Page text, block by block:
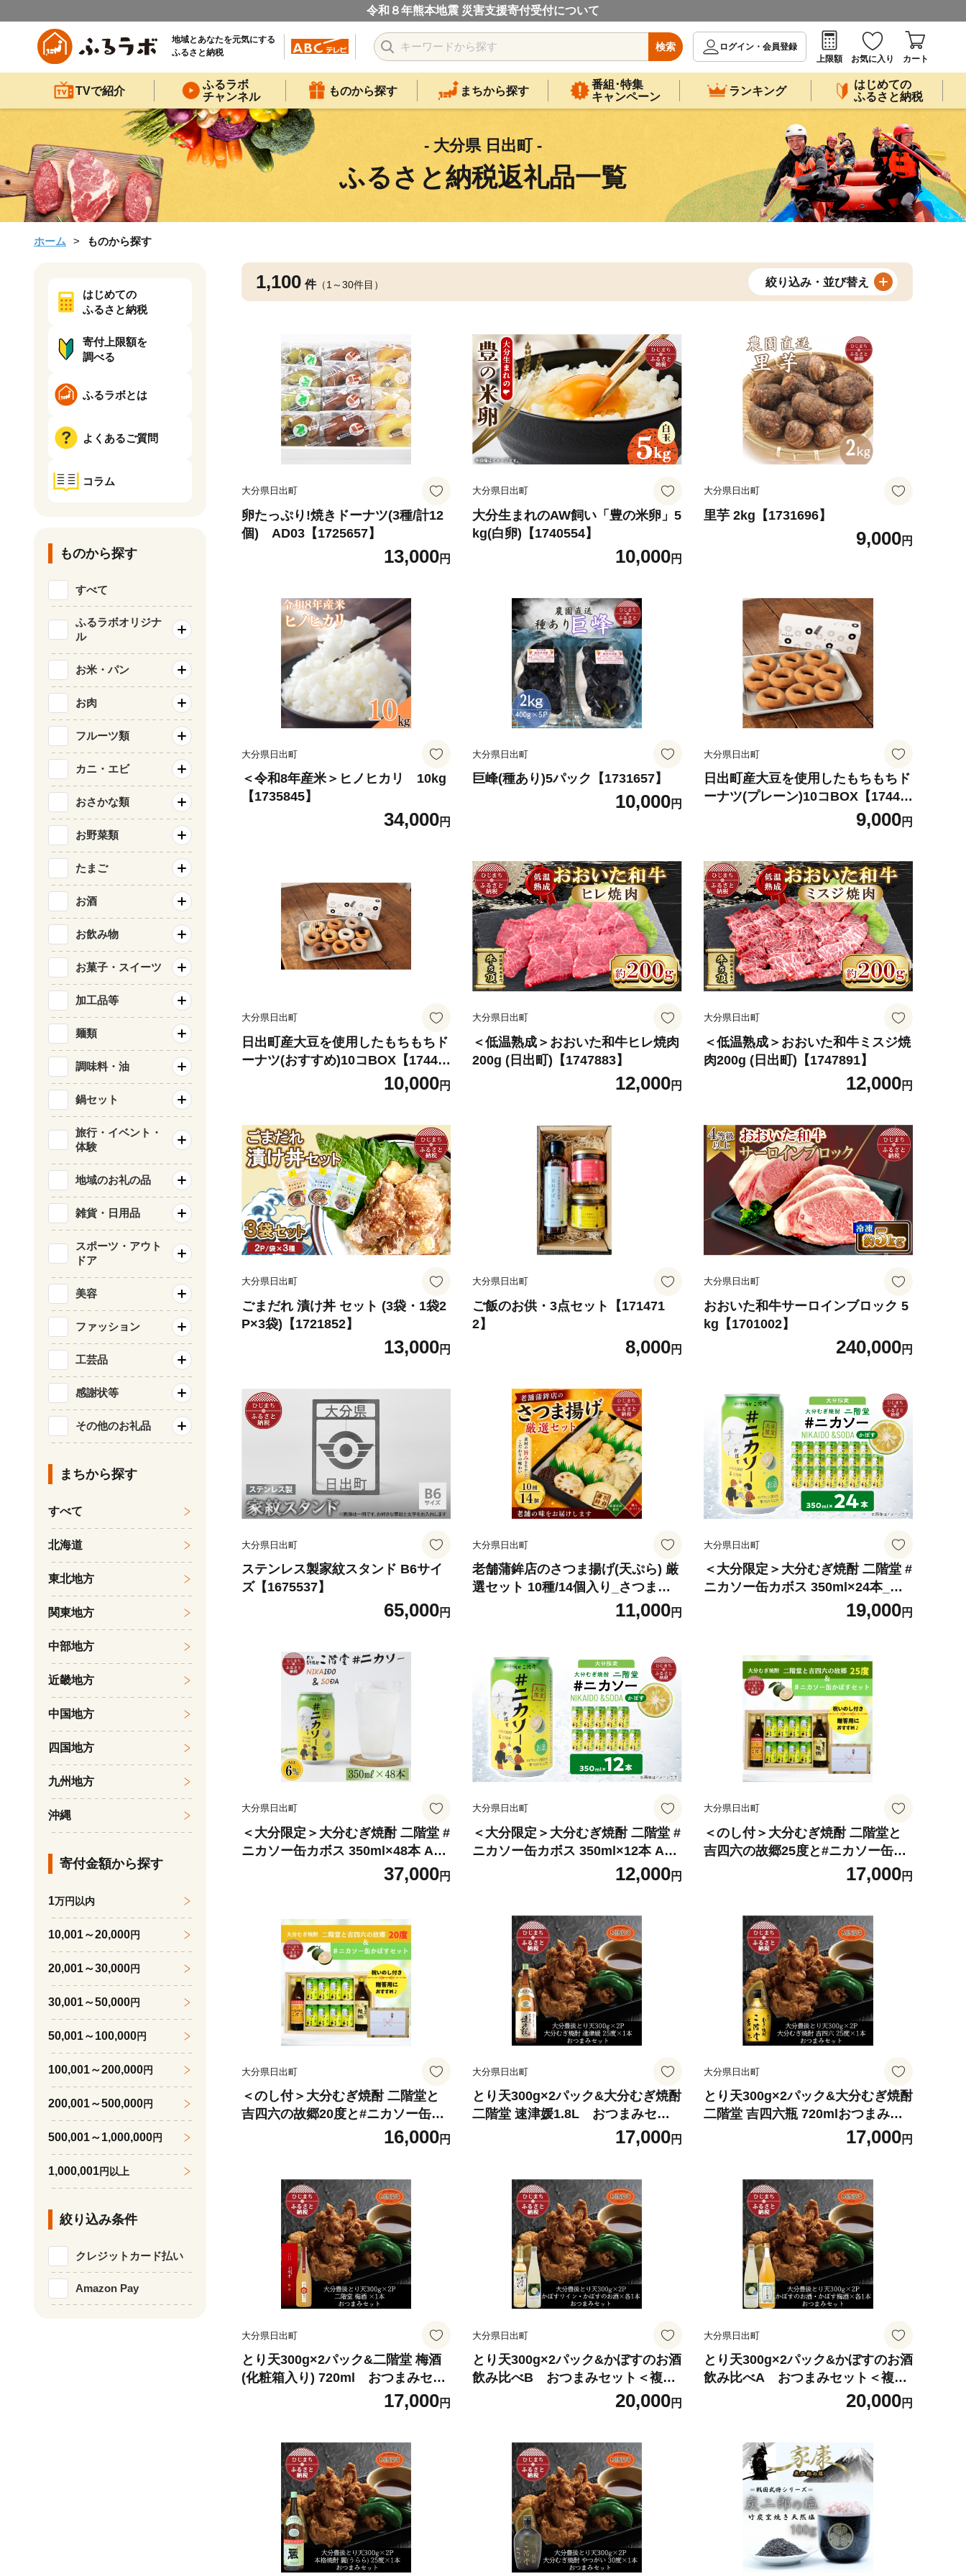
令和８年熊本地震 災害支援寄付受付について
地域とあなたを元気にする
ふるさと納税
検索
ログイン・会員登録
上限額
お気に入り カート
TVで紹介
ふるラボ
チャンネル
ものから探す まちから探す
番組･特集
キャンペーン
ランキング
はじめての
ふるさと納税
- 大分県 日出町 -
ふるさと納税返礼品一覧
ホーム ものから探す
1,100 件（1～30件目） 絞り込み・並び替え
大分県日出町
卵たっぷり!焼きドーナツ(3種/計12
個) AD03【1725657】
13,000円
大分県日出町
大分生まれのAW飼い「豊の米卵」5
kg(白卵)【1740554】
10,000円
大分県日出町
里芋 2kg【1731696】
9,000円
大分県日出町
＜令和8年産米＞ヒノヒカリ 10kg
【1735845】
34,000円
大分県日出町
巨峰(種あり)5パック【1731657】
10,000円
大分県日出町
日出町産大豆を使用したもちもちド
ーナツ(プレーン)10コBOX【17440
9,000円
大分県日出町
日出町産大豆を使用したもちもちド
ーナツ(おすすめ)10コBOX【17440
10,000円
大分県日出町
＜低温熟成＞おおいた和牛ヒレ焼肉
200g (日出町)【1747883】
12,000円
大分県日出町
＜低温熟成＞おおいた和牛ミスジ焼
肉200g (日出町)【1747891】
12,000円
大分県日出町
ごまだれ 漬け丼 セット (3袋・1袋2
P×3袋)【1721852】
13,000円
大分県日出町
ご飯のお供・3点セット【171471
2】
8,000円
大分県日出町
おおいた和牛サーロインブロック 5
kg【1701002】
240,000円
大分県日出町
ステンレス製家紋スタンド B6サイ
ズ【1675537】
65,000円
大分県日出町
老舗蒲鉾店のさつま揚げ(天ぷら) 厳
選セット 10種/14個入り_さつま揚
げ さつま揚げセット おかず おつま
み 惣菜 おでん 鍋 魚介 タラ 練り物
料 贈答 ギフト【1676359】
11,000円
大分県日出町
＜大分限定＞大分むぎ焼酎 二階堂 #
ニカソー缶カボス 350ml×24本_お
酒 酒 蒸留酒 アルコール 6％ 焼酎
麦焼酎 むぎ焼酎 二階堂 二階堂ソー
分県 日出町 人気 おすすめ 送料無料
贈答 ギフト【1678183】
19,000円
大分県日出町
＜大分限定＞大分むぎ焼酎 二階堂 #
ニカソー缶カボス 350ml×48本 AG5
37,000円
大分県日出町
＜大分限定＞大分むぎ焼酎 二階堂 #
ニカソー缶カボス 350ml×12本 AG5
12,000円
大分県日出町
＜のし付＞大分むぎ焼酎 二階堂と
吉四六の故郷25度と#ニカソー缶か
17,000円
大分県日出町
＜のし付＞大分むぎ焼酎 二階堂と
吉四六の故郷20度と#ニカソー缶か
16,000円
大分県日出町
とり天300g×2パック&大分むぎ焼酎
二階堂 速津媛1.8L おつまみセッ
ト＜複数個口で配送＞【4014617】
17,000円
大分県日出町
とり天300g×2パック&大分むぎ焼酎
二階堂 吉四六瓶 720mlおつまみセ
ット＜複数個口で配送＞【401461
17,000円
大分県日出町
とり天300g×2パック&二階堂 梅酒
(化粧箱入り) 720ml おつまみセッ
ト＜複数個口で配送＞【4014620】
17,000円
大分県日出町
とり天300g×2パック&かぼすのお酒
飲み比べB おつまみセット＜複数
個口で配送＞【4014621】20,000円
大分県日出町
とり天300g×2パック&かぼすのお酒
飲み比べA おつまみセット＜複数
個口で配送＞【4014622】20,000円
はじめての
ふるさと納税
寄付上限額を
調べる
ふるラボとは
よくあるご質問
コラム
ものから探す
すべて
ふるラボオリジナ
ル
お米・パン
お肉
フルーツ類
カニ・エビ
おさかな類
お野菜類
たまご
お酒
お飲み物
お菓子・スイーツ
加工品等
麺類
調味料・油
鍋セット
旅行・イベント・
体験
地域のお礼の品
雑貨・日用品
スポーツ・アウト
ドア
美容
ファッション
工芸品
感謝状等
その他のお礼品
まちから探す
すべて
北海道
東北地方
関東地方
中部地方
近畿地方
中国地方
四国地方
九州地方
沖縄
寄付金額から探す
1万円以内
10,001～20,000円
20,001～30,000円
30,001～50,000円
50,001～100,000円
100,001～200,000円
200,001～500,000円
500,001～1,000,000円
1,000,001円以上
絞り込み条件
クレジットカード払い
Amazon Pay